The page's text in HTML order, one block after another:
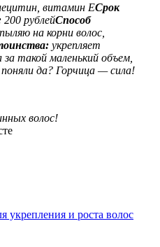
витамин ЕСрок
200 рублейСпособ
на корни волос,
укрепляет
за такой маленький объем,
да? Горчица — сила!
волос!
укрепления и роста волос